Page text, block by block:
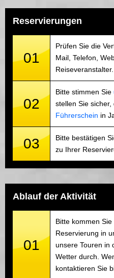
Reservierungen
01
Prüfen Sie die
Mail, Telefon,
Reiseveranstalter.
02
Bitte stimmen Sie
stellen Sie sicher,
Führerschein in
03
Bitte bestätigen
zu Ihrer
Ablauf der Aktivität
01
Bitte kommen
Reservierung in
unsere Touren in
Wetter durch.
kontaktieren Sie